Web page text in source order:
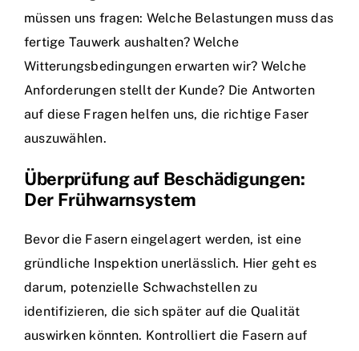
müssen uns fragen: Welche Belastungen muss das
fertige Tauwerk aushalten? Welche
Witterungsbedingungen erwarten wir? Welche
Anforderungen stellt der Kunde? Die Antworten
auf diese Fragen helfen uns, die richtige Faser
auszuwählen.
Überprüfung auf Beschädigungen:
Der Frühwarnsystem
Bevor die Fasern eingelagert werden, ist eine
gründliche Inspektion unerlässlich. Hier geht es
darum, potenzielle Schwachstellen zu
identifizieren, die sich später auf die Qualität
auswirken könnten. Kontrolliert die Fasern auf